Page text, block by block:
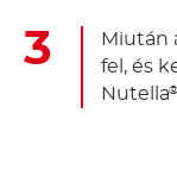
Miután
fel, és
Nutella®